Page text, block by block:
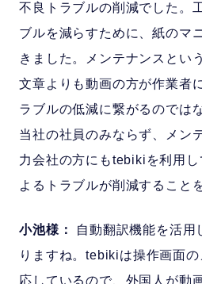
不良トラブルの削減でした。
ブルを減らすために、紙のマ
きました。メンテナンスとい
文章よりも動画の方が作業者
ラブルの低減に繋がるのでは
当社の社員のみならず、メン
力会社の方にもtebikiを利用
よるトラブルが削減すること
小池様：
自動翻訳機能を活用
りますね。tebikiは操作画面
応しているので、外国人が動